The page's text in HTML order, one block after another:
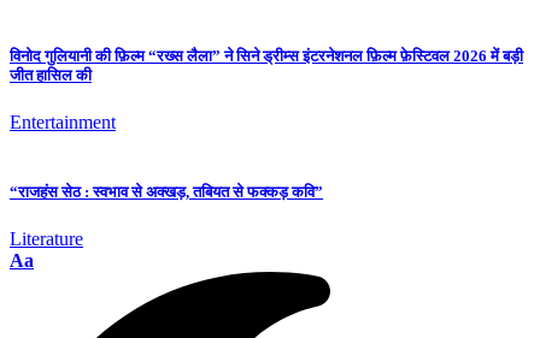
विनोद गुलियानी की फ़िल्म “रख्स लैला” ने सिने ड्रीम्स इंटरनेशनल फ़िल्म फ़ेस्टिवल 2026 में बड़ी
जीत हासिल की
Entertainment
“राजहंस सेठ : स्वभाव से अक्खड़, तबियत से फक्कड़ कवि”
Literature
Aa